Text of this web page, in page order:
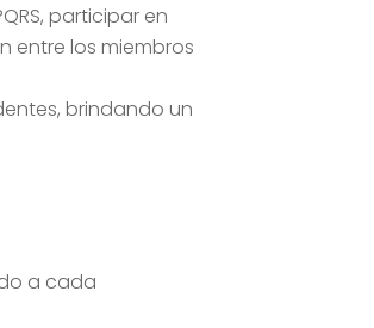
participar en
entre los miembros
brindando un
a cada